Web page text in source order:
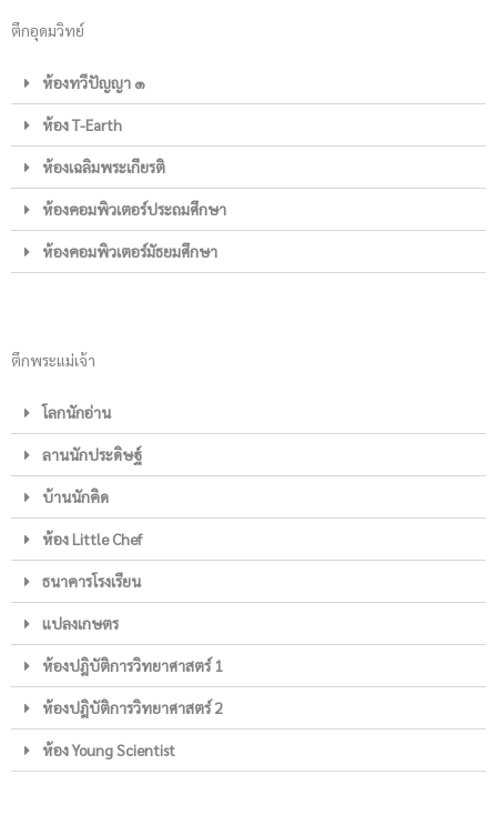
ตึกอุดมวิทย์
ห้องทวีปัญญา ๑
ห้อง T-Earth
ห้องเฉลิมพระเกียรติ
ห้องคอมพิวเตอร์ประถมศึกษา
ห้องคอมพิวเตอร์มัธยมศึกษา
ตึกพระแม่เจ้า
โลกนักอ่าน
ลานนักประดิษฐ์
บ้านนักคิด
ห้อง Little Chef
ธนาคารโรงเรียน
แปลงเกษตร
ห้องปฎิบัติการวิทยาศาสตร์ 1
ห้องปฎิบัติการวิทยาศาสตร์ 2
ห้อง Young Scientist